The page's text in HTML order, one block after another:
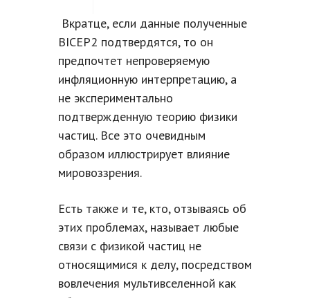
Вкратце, если данные полученные
BICEP2 подтвердятся, то он
предпочтет непроверяемую
инфляционную интерпретацию, а
не экспериментально
подтвержденную теорию физики
частиц. Все это очевидным
образом иллюстрирует влияние
мировоззрения.
Есть также и те, кто, отзываясь об
этих проблемах, называет любые
связи с физикой частиц не
относящимися к делу, посредством
вовлечения мультивселенной как